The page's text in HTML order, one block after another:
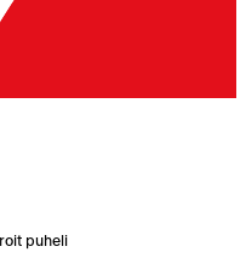
puheli